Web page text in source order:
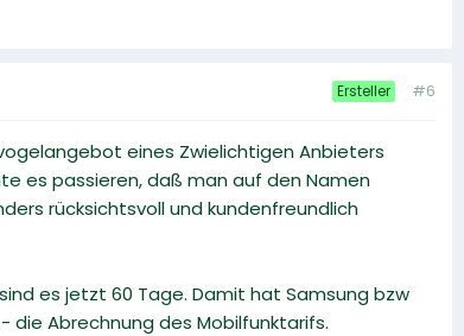
Ersteller #6
eines Zwielichtigen Anbieters
es passieren, daß man auf den Namen
rücksichtsvoll und kundenfreundlich
es jetzt 60 Tage. Damit hat Samsung bzw
Abrechnung des Mobilfunktarifs.